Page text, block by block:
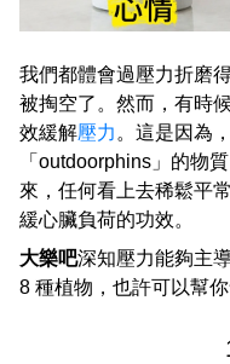
我們都體會過壓力折磨
被掏空了。然而，有時
效緩解壓力 。這是因為
「outdoorphins」的物
來，任何看上去稀鬆平
緩心臟負荷的功效。
大樂吧深知壓力能夠主
8 種植物，也許可以幫你